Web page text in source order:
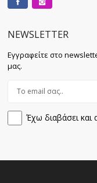
NEWSLETTER
Εγγραφείτε στο
μας.
Έχω διαβάσει και